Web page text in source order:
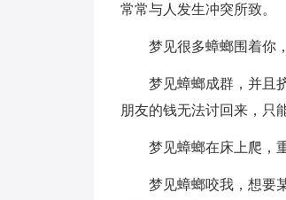
常常与人发生冲突所致。
梦见很多蟑螂围着你
梦见蟑螂成群，并且
朋友的钱无法讨回来，只
梦见蟑螂在床上爬，
梦见蟑螂咬我，想要